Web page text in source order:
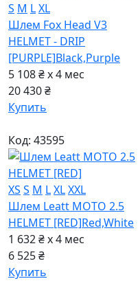
S M LXL
Шлем Fox Head V3
HELMET - DRIP
[PURPLE]Black,Purple
5 108 ₴ x 4 мес
20 430 ₴
Купить
Код: 43595
XS S M LXLXXL
Шлем Leatt MOTO 2.5
HELMET [RED]Red,White
1 632 ₴ x 4 мес
6 525 ₴
Купить